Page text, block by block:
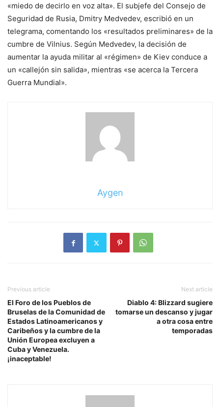
«miedo de decirlo en voz alta». El subjefe del Consejo de
Seguridad de Rusia, Dmitry Medvedev, escribió en un
telegrama, comentando los «resultados preliminares» de la
cumbre de Vilnius. Según Medvedev, la decisión de
aumentar la ayuda militar al «régimen» de Kiev conduce a
un «callejón sin salida», mientras «se acerca la Tercera
Guerra Mundial».
Aygen
Previous article
El Foro de los Pueblos de
Bruselas de la Comunidad de
Estados Latinoamericanos y
Caribeños y la cumbre de la
Unión Europea excluyen a
Cuba y Venezuela.
¡inaceptable!
Next article
Diablo 4: Blizzard sugiere
tomarse un descanso y jugar
a otra cosa entre
temporadas